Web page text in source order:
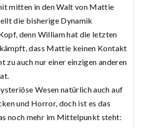
mitten in den Walt von Mattie
die bisherige Dynamik
denn William hat die letzten
dass Mattie keinen Kontakt
zu auch nur einer einzigen anderen
Wesen natürlich auch auf
und Horror, doch ist es das
noch mehr im Mittelpunkt steht: